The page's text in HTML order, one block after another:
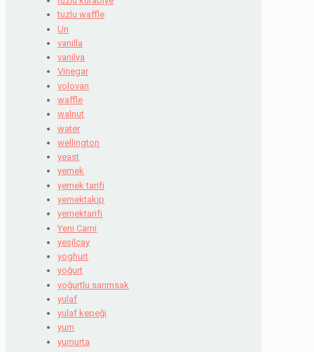
tuzlu waffle
Un
vanilla
vanilya
Vinegar
volovan
waffle
walnut
water
wellington
yeast
yemek
yemek tarifi
yemektakip
yemektarifi
Yeni Cami
yeşilçay
yoghurt
yoğurt
yoğurtlu sarımsak
yulaf
yulaf kepeği
yum
yumurta